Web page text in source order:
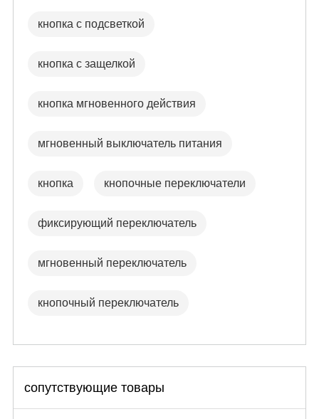
кнопка с подсветкой
кнопка с защелкой
кнопка мгновенного действия
мгновенный выключатель питания
кнопка кнопочные переключатели
фиксирующий переключатель
мгновенный переключатель
кнопочный переключатель
сопутствующие товары